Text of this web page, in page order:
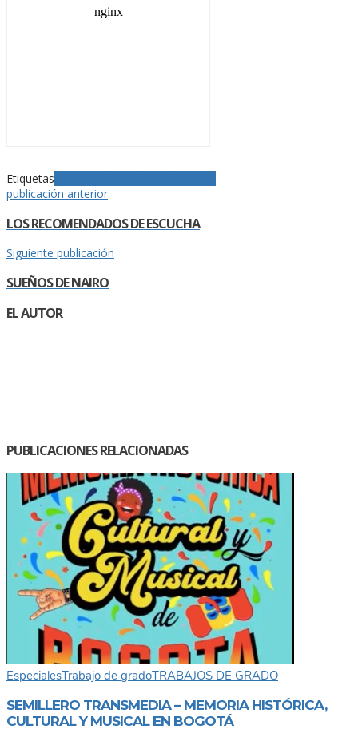
Etiquetas
publicación anterior
LOS RECOMENDADOS DE ESCUCHA
Siguiente publicación
SUEÑOS DE NAIRO
EL AUTOR
PUBLICACIONES RELACIONADAS
EspecialesTrabajo de gradoTRABAJOS DE GRADO
SEMILLERO TRANSMEDIA – MEMORIA HISTÓRICA,
CULTURAL Y MUSICAL EN BOGOTÁ